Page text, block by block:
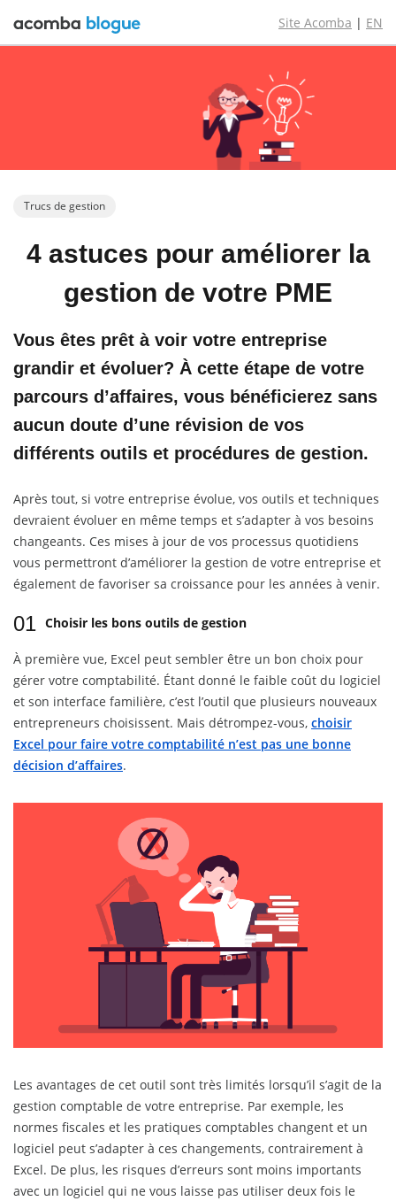
Site Acomba | EN
Trucs de gestion
4 astuces pour améliorer la
gestion de votre PME
Vous êtes prêt à voir votre entreprise
grandir et évoluer? À cette étape de votre
parcours d’affaires, vous bénéficierez sans
aucun doute d’une révision de vos
différents outils et procédures de gestion.
Après tout, si votre entreprise évolue, vos outils et techniques
devraient évoluer en même temps et s’adapter à vos besoins
changeants. Ces mises à jour de vos processus quotidiens
vous permettront d’améliorer la gestion de votre entreprise et
également de favoriser sa croissance pour les années à venir.
01 Choisir les bons outils de gestion
À première vue, Excel peut sembler être un bon choix pour
gérer votre comptabilité. Étant donné le faible coût du logiciel
et son interface familière, c’est l’outil que plusieurs nouveaux
entrepreneurs choisissent. Mais détrompez-vous, choisir
Excel pour faire votre comptabilité n’est pas une bonne
décision d’affaires.
Les avantages de cet outil sont très limités lorsqu’il s’agit de la
gestion comptable de votre entreprise. Par exemple, les
normes fiscales et les pratiques comptables changent et un
logiciel peut s’adapter à ces changements, contrairement à
Excel. De plus, les risques d’erreurs sont moins importants
avec un logiciel qui ne vous laisse pas utiliser deux fois le